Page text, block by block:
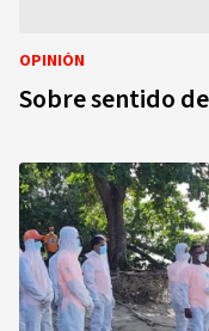
OPINIÓN
Sobre sentido